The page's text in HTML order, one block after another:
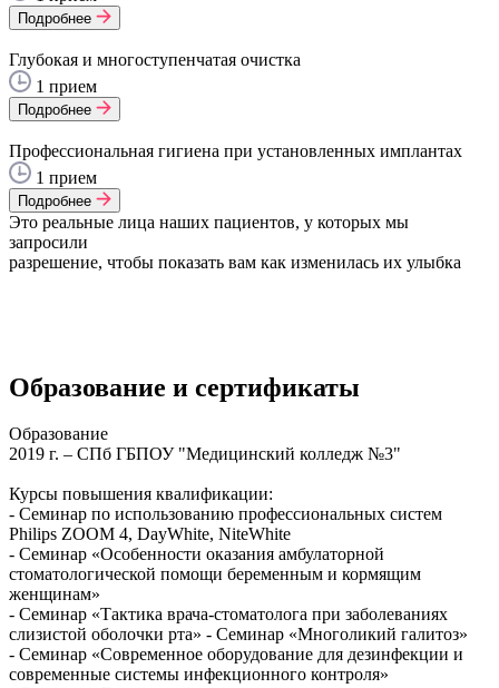
Подробнее
Глубокая и многоступенчатая очистка
1 прием
Подробнее
Профессиональная гигиена при установленных имплантах
1 прием
Подробнее
Это реальные лица наших пациентов, у которых мы
запросили
разрешение, чтобы показать вам как изменилась их улыбка
Образование и сертификаты
Образование
2019 г. – СПб ГБПОУ "Медицинский колледж №3"
Курсы повышения квалификации:
- Семинар по использованию профессиональных систем
Philips ZOOM 4, DayWhite, NiteWhite
- Семинар «Особенности оказания амбулаторной
стоматологической помощи беременным и кормящим
женщинам»
- Семинар «Тактика врача-стоматолога при заболеваниях
слизистой оболочки рта» - Семинар «Многоликий галитоз»
- Семинар «Современное оборудование для дезинфекции и
современные системы инфекционного контроля»